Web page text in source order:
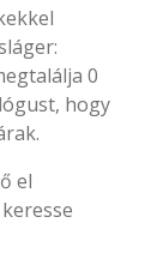
0
hogy
el